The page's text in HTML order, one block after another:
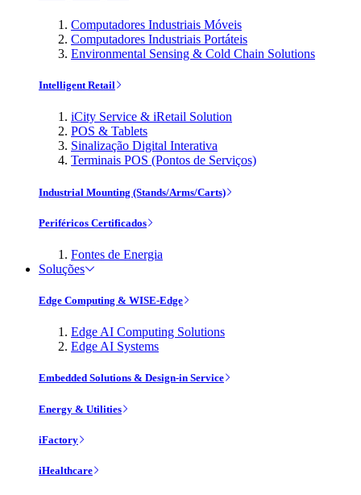
Computadores Industriais Móveis
Computadores Industriais Portáteis
Environmental Sensing & Cold Chain Solutions
Intelligent Retail
iCity Service & iRetail Solution
POS & Tablets
Sinalização Digital Interativa
Terminais POS (Pontos de Serviços)
Industrial Mounting (Stands/Arms/Carts)
Periféricos Certificados
Fontes de Energia
Soluções
Edge Computing & WISE-Edge
Edge AI Computing Solutions
Edge AI Systems
Embedded Solutions & Design-in Service
Energy & Utilities
iFactory
iHealthcare